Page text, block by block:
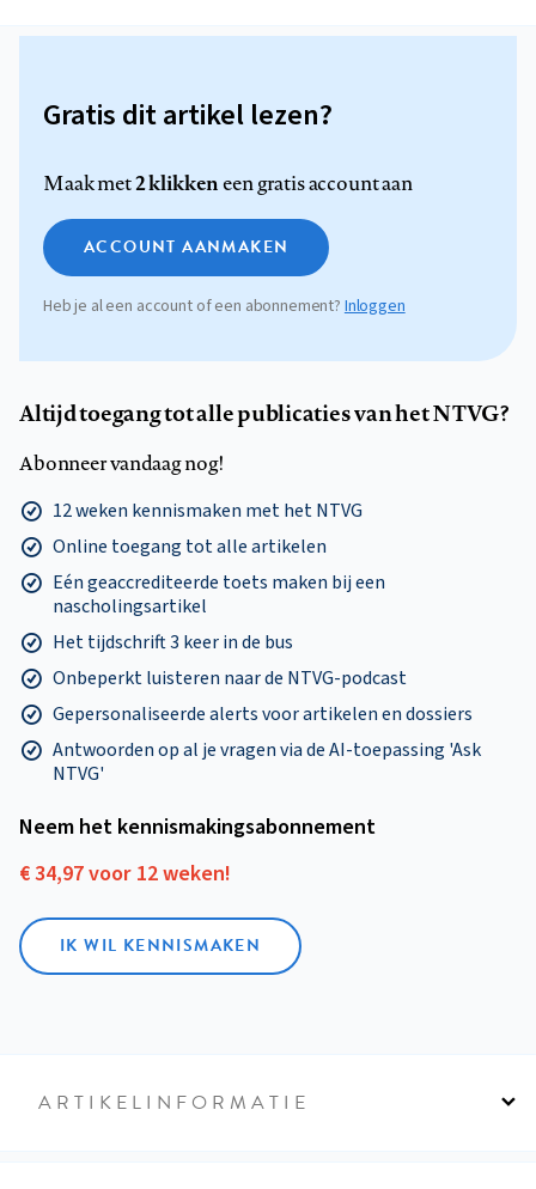
Gratis dit artikel lezen?
Maak met2 klikkeneen gratis account aan
ACCOUNT AANMAKEN
Heb je al een account of een abonnement? Inloggen
Altijd toegang tot alle publicaties van het NTVG?
Abonneer vandaag nog!
12 weken kennismaken met het NTVG
Online toegang tot alle artikelen
Eén geaccrediteerde toets maken bij een
nascholingsartikel
Het tijdschrift 3 keer in de bus
Onbeperkt luisteren naar de NTVG-podcast
Gepersonaliseerde alerts voor artikelen en dossiers
Antwoorden op al je vragen via de AI-toepassing 'Ask
NTVG'
Neem het kennismakings­abonnement
€ 34,97 voor 12 weken!
IK WIL KENNISMAKEN
ARTIKELINFORMATIE